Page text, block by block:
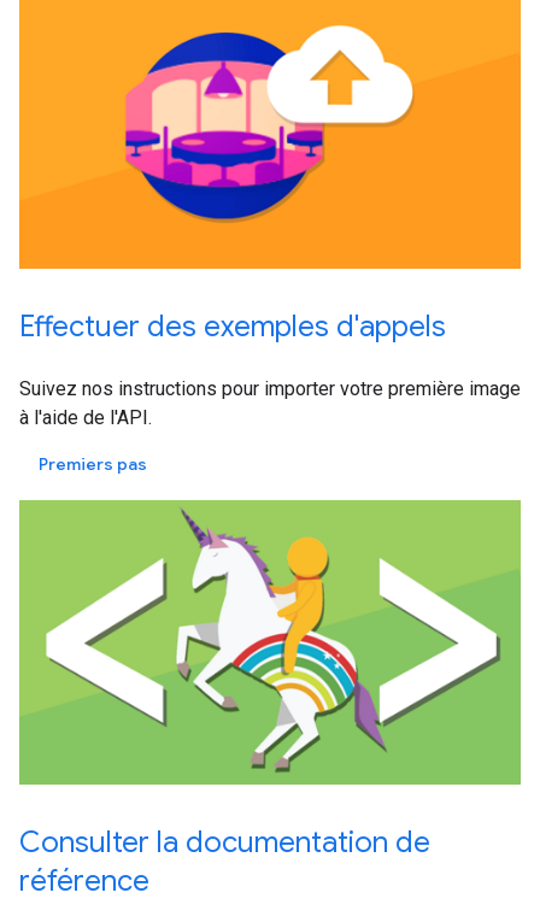
Effectuer des exemples d'appels
Suivez nos instructions pour importer votre première image
à l'aide de l'API.
Premiers pas
Consulter la documentation de
référence